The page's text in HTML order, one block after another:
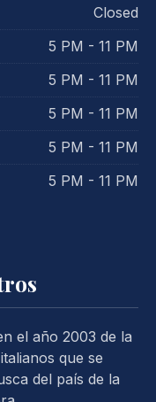
Closed
5 PM - 11 PM
5 PM - 11 PM
5 PM - 11 PM
5 PM - 11 PM
5 PM - 11 PM
el año 2003 de la
que se
del país de la